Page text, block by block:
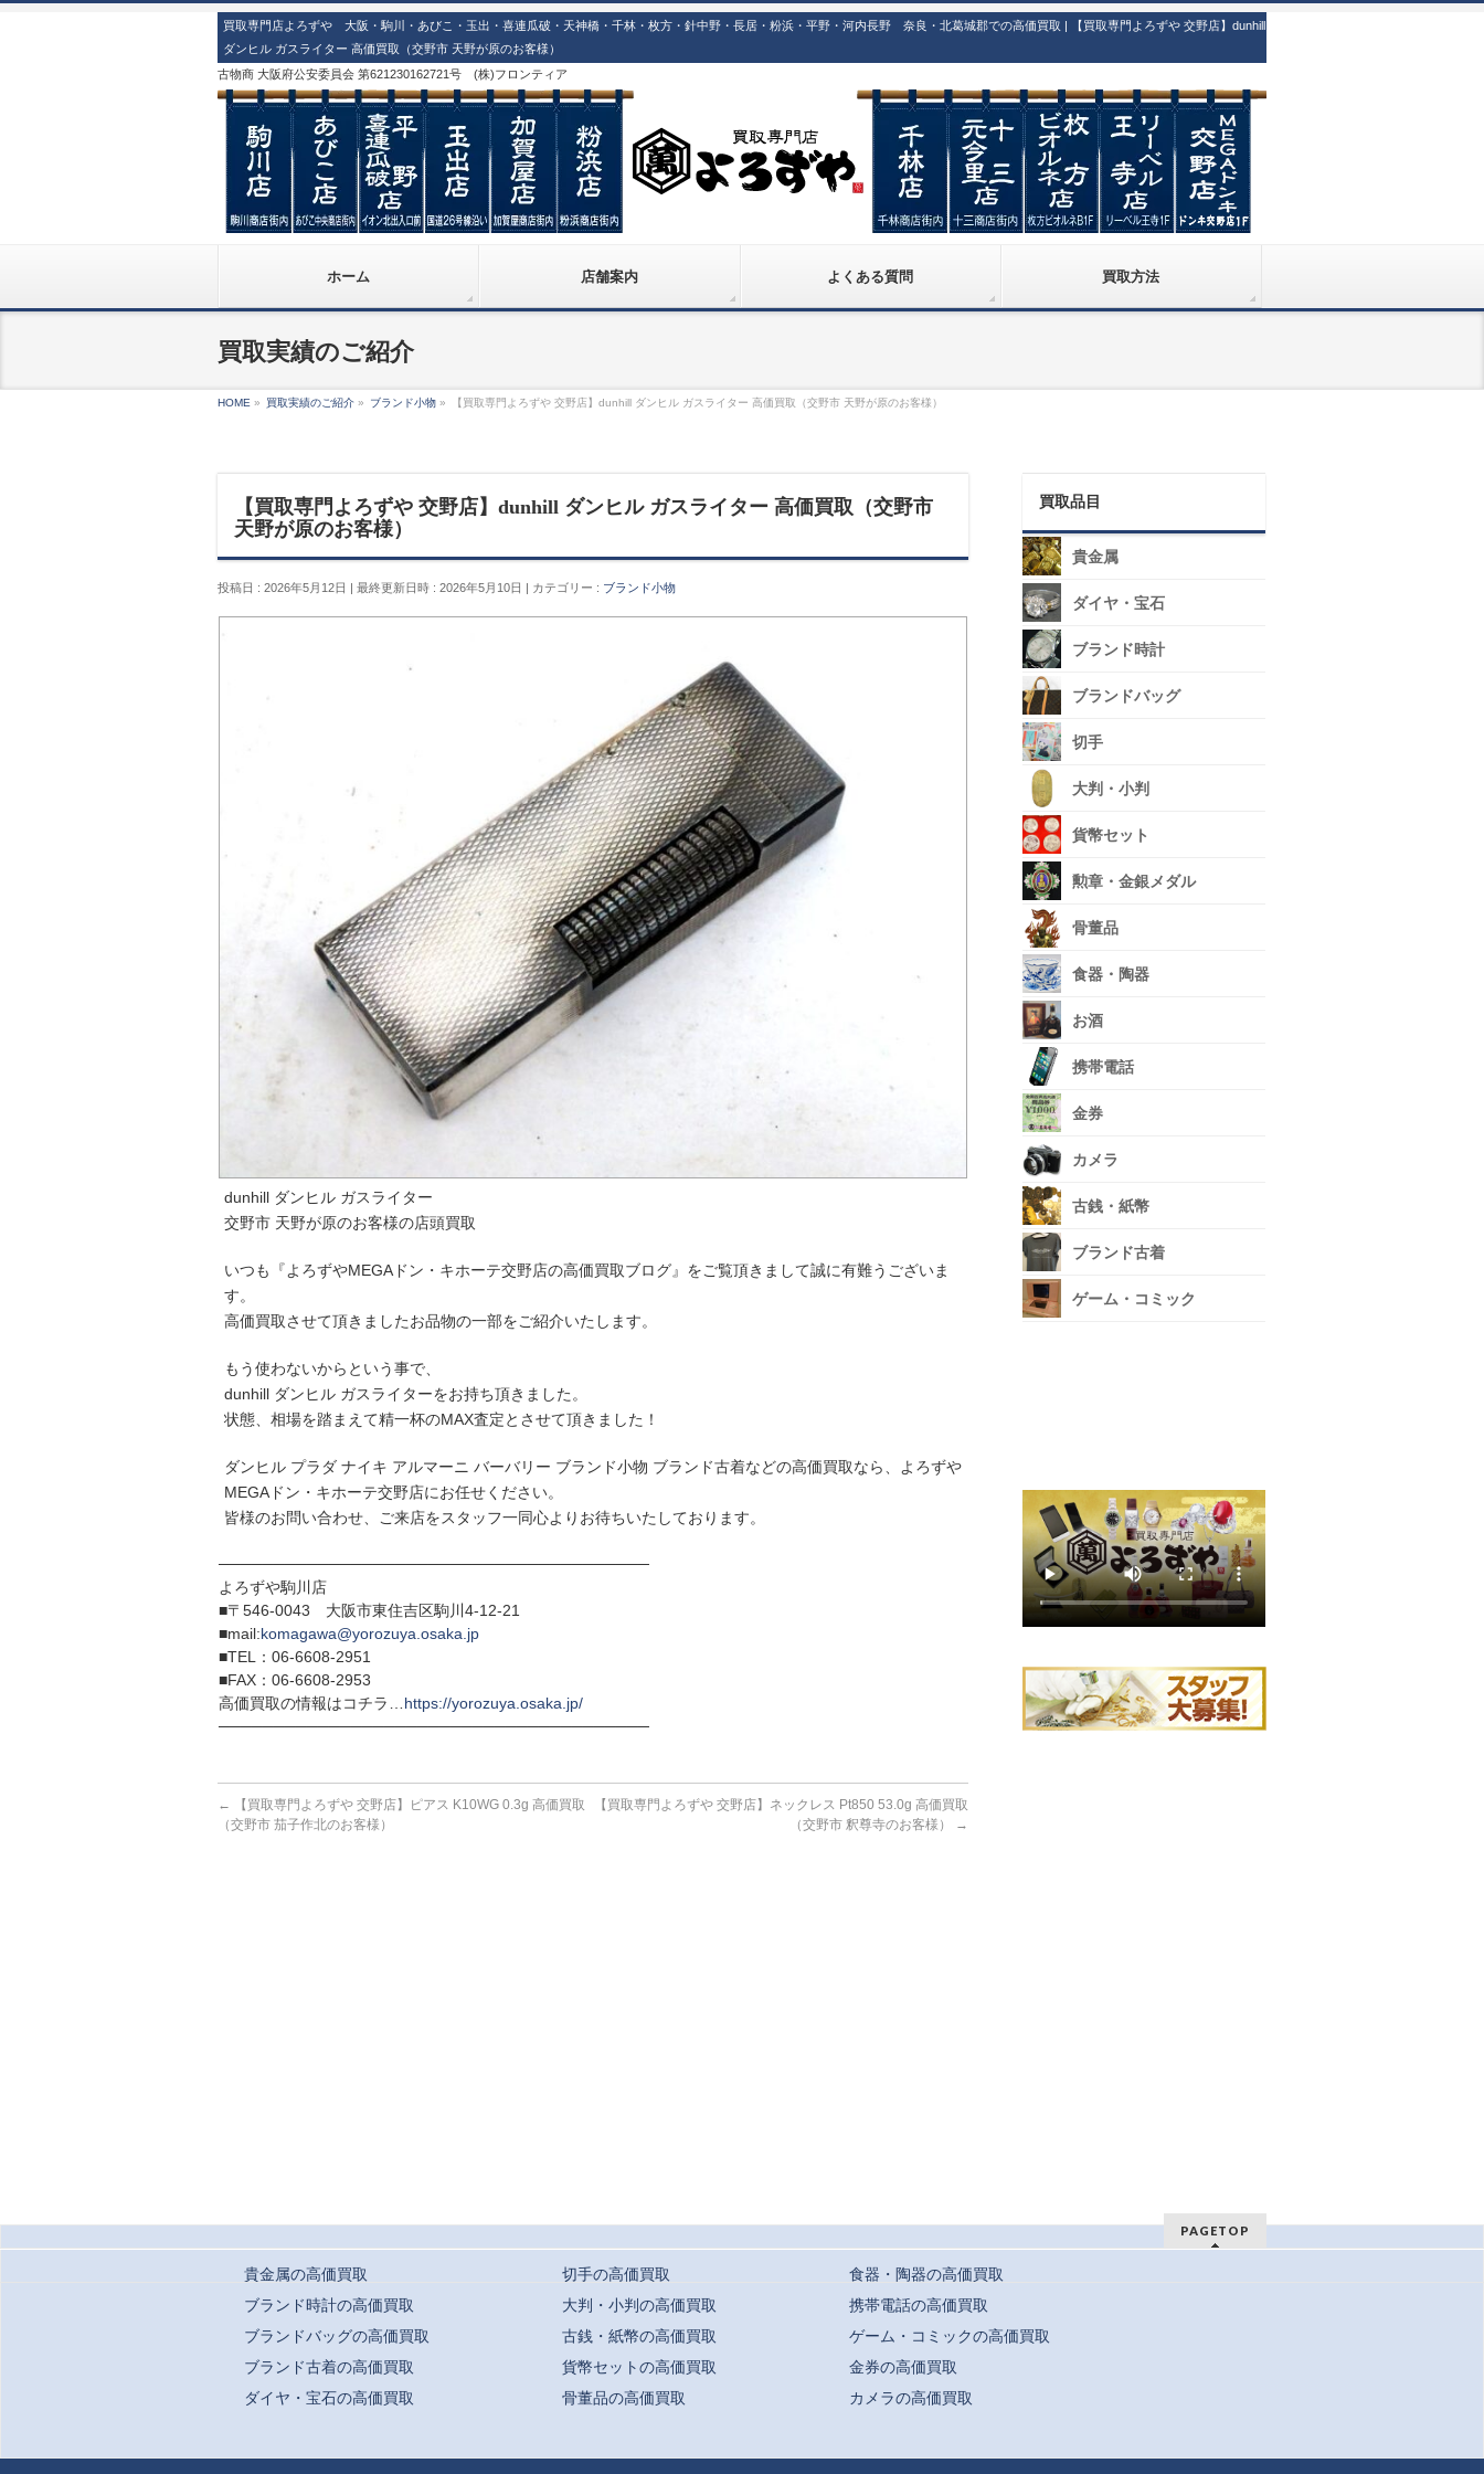
買取専門店よろずや 大阪・駒川・あびこ・玉出・喜連瓜破・天神橋・千林・枚方・針中野・長居・粉浜・平野・河内長野 奈良・北葛城郡での高価買取 | 【買取専門よろずや 交野店】dunhill
ダンヒル ガスライター 高価買取（交野市 天野が原のお客様）
古物商 大阪府公安委員会 第621230162721号 (株)フロンティア
ホーム 店舗案内 よくある質問 買取方法
買取実績のご紹介
HOME » 買取実績のご紹介 » ブランド小物 » 【買取専門よろずや 交野店】dunhill ダンヒル ガスライター 高価買取（交野市 天野が原のお客様）
【買取専門よろずや 交野店】dunhill ダンヒル ガスライター 高価買取（交野市
天野が原のお客様）
投稿日 : 2026年5月12日 最終更新日時 : 2026年5月10日 カテゴリー : ブランド小物
dunhill ダンヒル ガスライター
交野市 天野が原のお客様の店頭買取
いつも『よろずやMEGAドン・キホーテ交野店の高価買取ブログ』をご覧頂きまして誠に有難うございま
す。
高価買取させて頂きましたお品物の一部をご紹介いたします。
もう使わないからという事で、
dunhill ダンヒル ガスライターをお持ち頂きました。
状態、相場を踏まえて精一杯のMAX査定とさせて頂きました！
ダンヒル プラダ ナイキ アルマーニ バーバリー ブランド小物 ブランド古着などの高価買取なら、よろずや
MEGAドン・キホーテ交野店にお任せください。
皆様のお問い合わせ、ご来店をスタッフ一同心よりお待ちいたしております。
───────────────────────────────────────
よろずや駒川店
■〒546-0043 大阪市東住吉区駒川4-12-21
■mail:komagawa@yorozuya.osaka.jp
■TEL：06-6608-2951
■FAX：06-6608-2953
高価買取の情報はコチラ… https://yorozuya.osaka.jp/
───────────────────────────────────────
←
【買取専門よろずや 交野店】ピアス K10WG 0.3g 高価買取
（交野市 茄子作北のお客様）
【買取専門よろずや 交野店】ネックレス Pt850 53.0g 高価買取
（交野市 釈尊寺のお客様）
→
買取品目
貴金属
ダイヤ・宝石
ブランド時計
ブランドバッグ
切手
大判・小判
貨幣セット
勲章・金銀メダル
骨董品
食器・陶器
お酒
携帯電話
金券
カメラ
古銭・紙幣
ブランド古着
ゲーム・コミック
貴金属の高価買取
ブランド時計の高価買取
ブランドバッグの高価買取
ブランド古着の高価買取
ダイヤ・宝石の高価買取
切手の高価買取
大判・小判の高価買取
古銭・紙幣の高価買取
貨幣セットの高価買取
骨董品の高価買取
食器・陶器の高価買取
携帯電話の高価買取
ゲーム・コミックの高価買取
金券の高価買取
カメラの高価買取
PAGETOP